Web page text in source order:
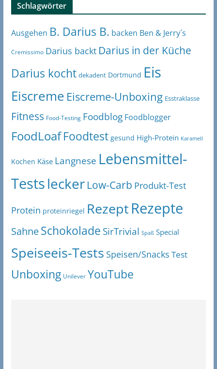
Schlagwörter
Ausgehen B. Darius B. backen Ben & Jerry´s
Cremissimo Darius backt Darius in der Küche
Darius kocht dekadent Dortmund Eis
Eiscreme Eiscreme-Unboxing Esstraklasse
Fitness Food-Testing Foodblog Foodblogger
FoodLoaf Foodtest gesund High-Protein Karamell
Kochen Käse Langnese Lebensmittel-
Testslecker Low-Carb Produkt-Test
Protein proteinriegel RezeptRezepte
SahneSchokolade SirTrivial Spaß Special
Speiseeis-Tests Speisen/Snacks Test
Unboxing Unilever YouTube